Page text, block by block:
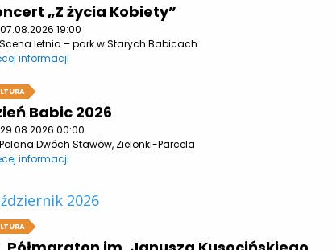
„Z życia Kobiety”
07.08.2026 19:00
Scena letnia – park w Starych Babicach
informacji
Babic 2026
29.08.2026 00:00
Polana Dwóch Stawów, Zielonki-Parcela
informacji
2026